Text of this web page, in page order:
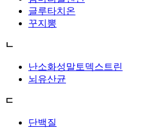
글루타치온
꾸지뽕
ㄴ
난소화성말토덱스트린
뇌유산균
ㄷ
단백질